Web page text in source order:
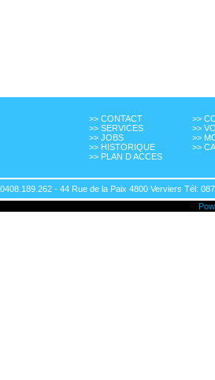
>> CONTACT
>> SERVICES
>> JOBS
>> HISTORIQUE
>> PLAN D ACCES
>>
>>
>>
>>
- 44 Rue de la Paix 4800 Verviers Tél: